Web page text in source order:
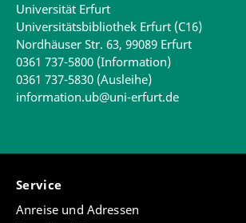
Universität Erfurt
Universitätsbibliothek Erfurt (C16)
Nordhäuser Str. 63, 99089 Erfurt
0361 737-5800 (Information)
0361 737-5830 (Ausleihe)
information.ub@uni-erfurt.de
Service
Anreise und Adressen